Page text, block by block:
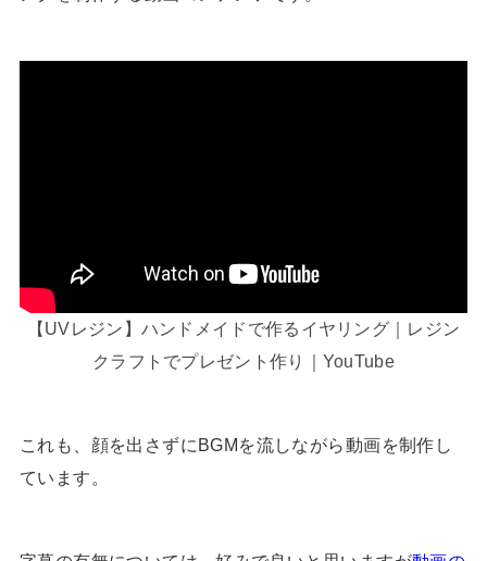
【UVレジン】ハンドメイドで作るイヤリング｜レジン
クラフトでプレゼント作り｜YouTube
これも、顔を出さずにBGMを流しながら動画を制作し
ています。